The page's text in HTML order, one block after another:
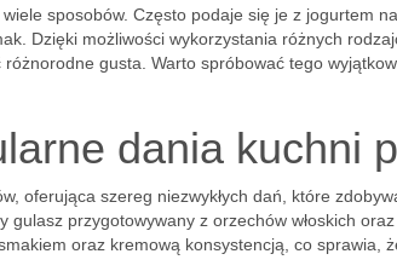
sposobów. Często podaje się je z jogurtem
Dzięki możliwości wykorzystania różnych
gusta. Warto spróbować tego
dania kuchni
oferująca szereg niezwykłych dań, które
gulasz przygotowywany z orzechów włoskich
oraz kremową konsystencją, co sprawia,